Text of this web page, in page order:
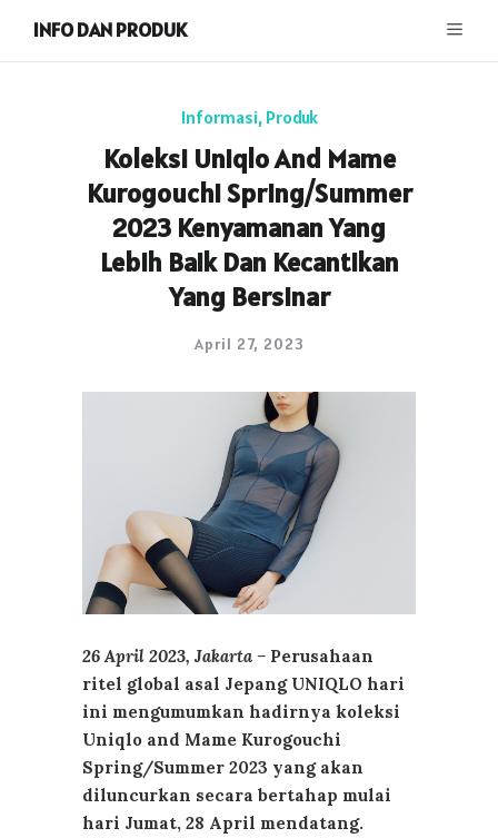
INFO DAN PRODUK
Informasi, Produk
Koleksi Uniqlo And Mame
Kurogouchi Spring/Summer
2023 Kenyamanan Yang
Lebih Baik Dan Kecantikan
Yang Bersinar
April 27, 2023
26 April 2023, Jakarta – Perusahaan
ritel global asal Jepang UNIQLO hari
ini mengumumkan hadirnya koleksi
Uniqlo and Mame Kurogouchi
Spring/Summer 2023 yang akan
diluncurkan secara bertahap mulai
hari Jumat, 28 April mendatang.